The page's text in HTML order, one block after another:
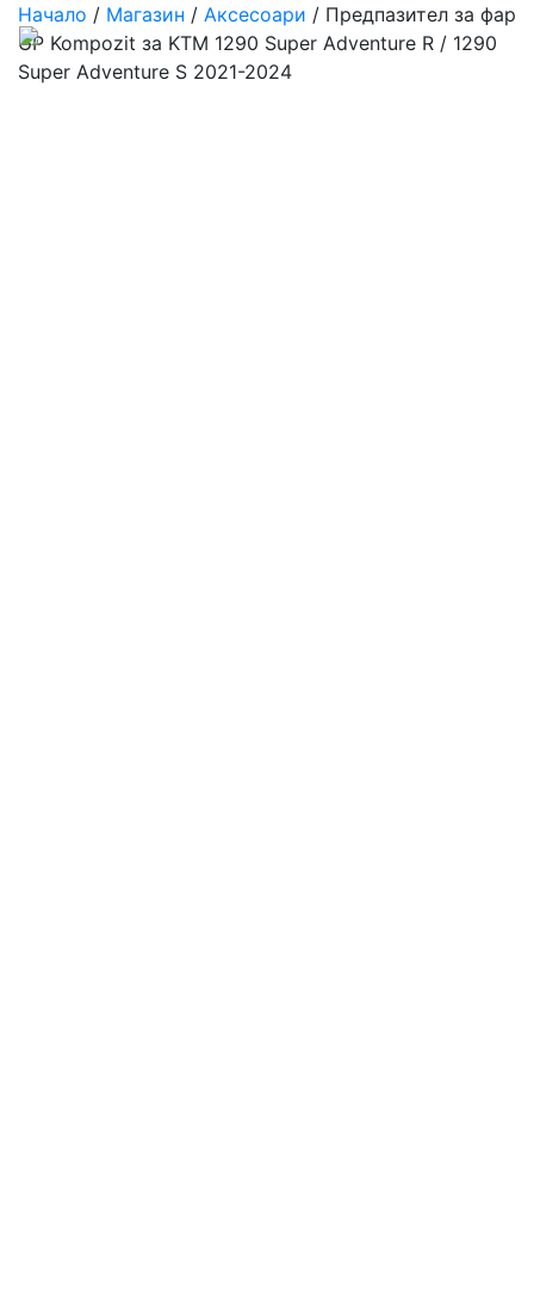
Начало / Магазин / Аксесоари / Предпазител за фар
GP Kompozit за KTM 1290 Super Adventure R / 1290
Super Adventure S 2021-2024